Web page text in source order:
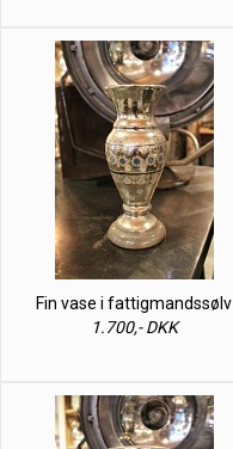
Fin vase i fattigmandssølv
1.700,- DKK